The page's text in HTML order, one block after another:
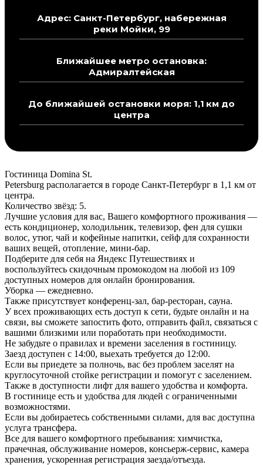
Адрес: Санкт-Петербург, набережная
реки Мойки, 99
Ближайшее метро остановка:
Адмиралтейская
До ближайшей остановки моря: 1,1 км до
центра
Гостиница Domina St.
Petersburg располагается в городе Санкт-Петербург в 1,1 км от
центра.
Количество звёзд: 5.
Лучшие условия для вас, Вашего комфортного проживания —
есть кондиционер, холодильник, телевизор, фен для сушки
волос, утюг, чай и кофейные напитки, сейф для сохранности
ваших вещей, отопление, мини-бар.
Подберите для себя на Яндекс Путешествиях и
воспользуйтесь скидочным промокодом на любой из 109
доступных номеров для онлайн бронирования.
Уборка — ежедневно.
Также присутствует конференц-зал, бар-ресторан, сауна.
У всех проживающих есть доступ к сети, будьте онлайн и на
связи, вы сможете запостить фото, отправить файл, связаться с
вашими близкими или поработать при необходимости.
Не забудьте о правилах и времени заселения в гостиницу.
Заезд доступен с 14:00, выехать требуется до 12:00.
Если вы приедете за полночь, вас без проблем заселят на
круглосуточной стойке регистрации и помогут с заселением.
Также в доступности лифт для вашего удобства и комфорта.
В гостинице есть и удобства для людей с ограниченными
возможностями.
Если вы добираетесь собственными силами, для вас доступна
услуга трансфера.
Все для вашего комфортного пребывания: химчистка,
прачечная, обслуживание номеров, консьерж-сервис, камера
хранения, ускоренная регистрация заезда/отъезда.